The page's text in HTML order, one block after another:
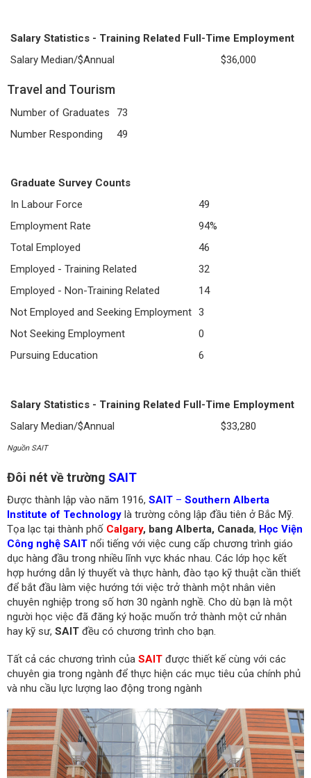
Salary Statistics - Training Related Full-Time Employment
Salary Median/$Annual
$36,000
Travel and Tourism
Number of Graduates
73
Number Responding
49
Graduate Survey Counts
In Labour Force
49
Employment Rate
94%
Total Employed
46
Employed - Training Related
32
Employed - Non-Training Related
14
Not Employed and Seeking Employment 3
Not Seeking Employment
0
Pursuing Education
6
Salary Statistics - Training Related Full-Time Employment
Salary Median/$Annual
$33,280
Nguồn SAIT
Đôi nét về trường SAIT
Được thành lập vào năm 1916, SAIT – Southern Alberta
Institute of Technology là trường công lập đầu tiên ở Bắc Mỹ.
Tọa lạc tại thành phố Calgary, bang Alberta, Canada, Học Viện
Công nghệ SAIT nổi tiếng với việc cung cấp chương trình giáo
dục hàng đầu trong nhiều lĩnh vực khác nhau. Các lớp học kết
hợp hướng dẫn lý thuyết và thực hành, đào tạo kỹ thuật cần thiết
để bắt đầu làm việc hướng tới việc trở thành một nhân viên
chuyên nghiệp trong số hơn 30 ngành nghề. Cho dù bạn là một
người học việc đã đăng ký hoặc muốn trở thành một cử nhân
hay kỹ sư, SAIT đều có chương trình cho bạn.
Tất cả các chương trình của SAIT được thiết kế cùng với các
chuyên gia trong ngành để thực hiện các mục tiêu của chính phủ
và nhu cầu lực lượng lao động trong ngành